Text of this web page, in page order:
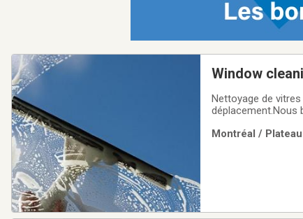
Window
Nettoyage de
déplacement.Nous
travel fees.We
Montréal /